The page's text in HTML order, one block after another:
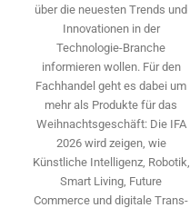
über die neuesten Trends und
Innovationen in der
Technologie-­Branche
informieren wollen. Für den
Fachhandel geht es dabei um
mehr als Produkte für das
Weihnachtsgeschäft: Die IFA
2026 wird ­zeigen, wie
Künstliche Intelligenz, Robotik,
Smart Living, Future
Commerce und digitale Trans­